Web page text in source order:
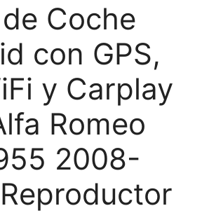
Coche
con GPS,
y Carplay
Romeo
2008-